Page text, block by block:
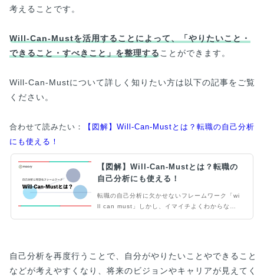
考えることです。
Will-Can-Mustを活用することによって、「やりたいこと・
できること・すべきこと」を整理する ことができます。
Will-Can-Mustについて詳しく知りたい方は以下の記事をご覧
ください。
合わせて読みたい：
【図解】Will-Can-Mustとは？転職の自己分析
にも使える！
【図解】Will-Can-Mustとは？転職の
自己分析にも使える！
転職の自己分析に欠かせないフレームワーク「wi
ll can must」しかし、イマイチよくわからな
す。
自己分析を再度行うことで、自分がやりたいことやできること
などが考えやすくなり、将来のビジョンやキャリアが見えてく